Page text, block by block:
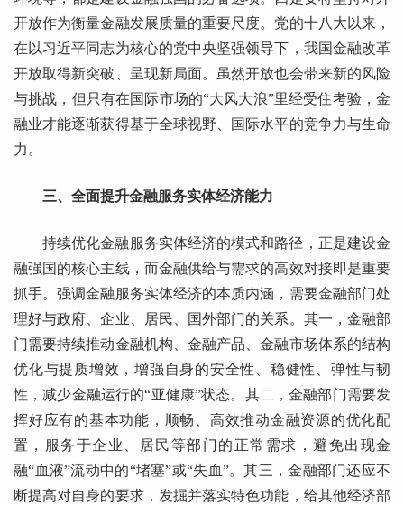
开放作为衡量金融发展质量的重要尺度。党的十八大以来，
在以习近平同志为核心的党中央坚强领导下，我国金融改革
开放取得新突破、呈现新局面。虽然开放也会带来新的风险
与挑战，但只有在国际市场的“大风大浪”里经受住考验，金
融业才能逐渐获得基于全球视野、国际水平的竞争力与生命
力。
三、全面提升金融服务实体经济能力
持续优化金融服务实体经济的模式和路径，正是建设金
融强国的核心主线，而金融供给与需求的高效对接即是重要
抓手。强调金融服务实体经济的本质内涵，需要金融部门处
理好与政府、企业、居民、国外部门的关系。其一，金融部
门需要持续推动金融机构、金融产品、金融市场体系的结构
优化与提质增效，增强自身的安全性、稳健性、弹性与韧
性，减少金融运行的“亚健康”状态。其二，金融部门需要发
挥好应有的基本功能，顺畅、高效推动金融资源的优化配
置，服务于企业、居民等部门的正常需求，避免出现金
融“血液”流动中的“堵塞”或“失血”。其三，金融部门还应不
断提高对自身的要求，发掘并落实特色功能，给其他经济部